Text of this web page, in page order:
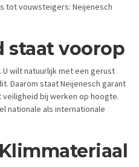
tot vouwsteigers: Neijenesch
staat voorop
wilt natuurlijk met een gerust
Daarom staat Neijenesch garant
bij werken op hoogte.
nationale als internationale